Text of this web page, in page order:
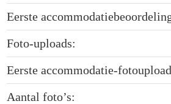
Eerste
Foto-uploads:
Eerste accommodatie-
Aantal foto’s: